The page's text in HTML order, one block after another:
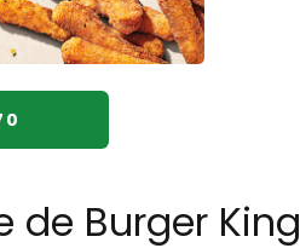
de Burger King